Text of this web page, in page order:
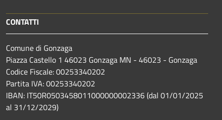
CONTATTI
Comune di Gonzaga
Piazza Castello 1 46023 Gonzaga MN - 46023 - Gonzaga
Codice Fiscale: 00253340202
Partita IVA: 00253340202
IBAN: IT50R0503458011000000002336 (dal 01/01/2025
al 31/12/2029)